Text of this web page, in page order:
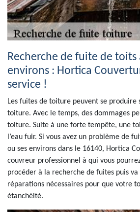
Recherche de fuite de toits
environs : Hortica
service !
Les fuites de toiture peuvent se produire
toiture. Avec le temps, des dommages
toiture. Suite à une forte tempête, une
l’eau fuir. Si vous avez un problème de
ou ses environs dans le 16140, Hortica
couvreur professionnel à qui vous
procéder à la recherche de fuites puis va
réparations nécessaires pour que votre
étanchéité.